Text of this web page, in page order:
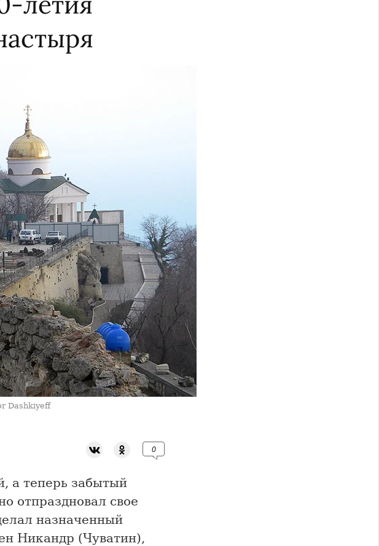
Dashkiyeff
0
а теперь забытый
отпраздновал свое
назначенный
Никандр (Чуватин),